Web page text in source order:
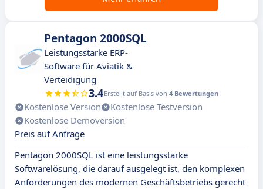
Pentagon 2000SQL
Leistungsstarke ERP-
Software für Aviatik &
Verteidigung
3.4Erstellt auf Basis von 4 Bewertungen
Kostenlose Version
Kostenlose Testversion
Kostenlose Demoversion
Preis auf Anfrage
Pentagon 2000SQL ist eine leistungsstarke
Softwarelösung, die darauf ausgelegt ist, den komplexen
Anforderungen des modernen Geschäftsbetriebs gerecht